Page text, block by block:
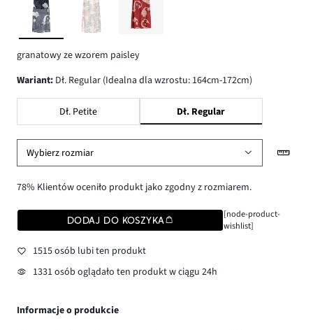
granatowy ze wzorem paisley
wariant: Dł. Regular (Idealna dla wzrostu: 164cm-172cm)
Dł. Petite Dł. Regular
Wybierz rozmiar
78% Klientów oceniło produkt jako zgodny z rozmiarem.
DODAJ DO KOSZYKA
[node-product-
wishlist]
1515 osób lubi ten produkt
1331 osób oglądało ten produkt w ciągu 24h
Informacje o produkcie